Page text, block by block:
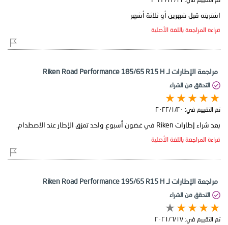
اشتريته قبل شهرين أو ثلاثة أشهر
قراءة المراجعة باللغة الأصلية
مراجعة الإطارات لـ Riken Road Performance 185/65 R15 H
التحقق من الشراء
تم التقييم في: ٣٠‏/١‏/٢٠٢٢
بعد شراء إطارات Riken في غضون أسبوع واحد تمزق الإطار عند الاصطدام.
قراءة المراجعة باللغة الأصلية
مراجعة الإطارات لـ Riken Road Performance 195/65 R15 H
التحقق من الشراء
تم التقييم في: ١٧‏/٦‏/٢٠٢١